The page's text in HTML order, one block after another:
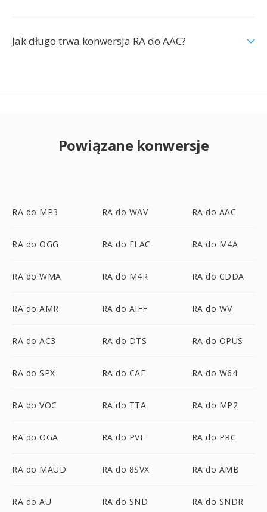
Jak długo trwa konwersja RA do AAC?
Powiązane konwersje
RA do MP3 RA do WAV RA do AAC
RA do OGG RA do FLAC RA do M4A
RA do WMA RA do M4R RA do CDDA
RA do AMR RA do AIFF RA do WV
RA do AC3 RA do DTS RA do OPUS
RA do SPX RA do CAF RA do W64
RA do VOC RA do TTA RA do MP2
RA do OGA RA do PVF RA do PRC
RA do MAUD RA do 8SVX RA do AMB
RA do AU RA do SND RA do SNDR